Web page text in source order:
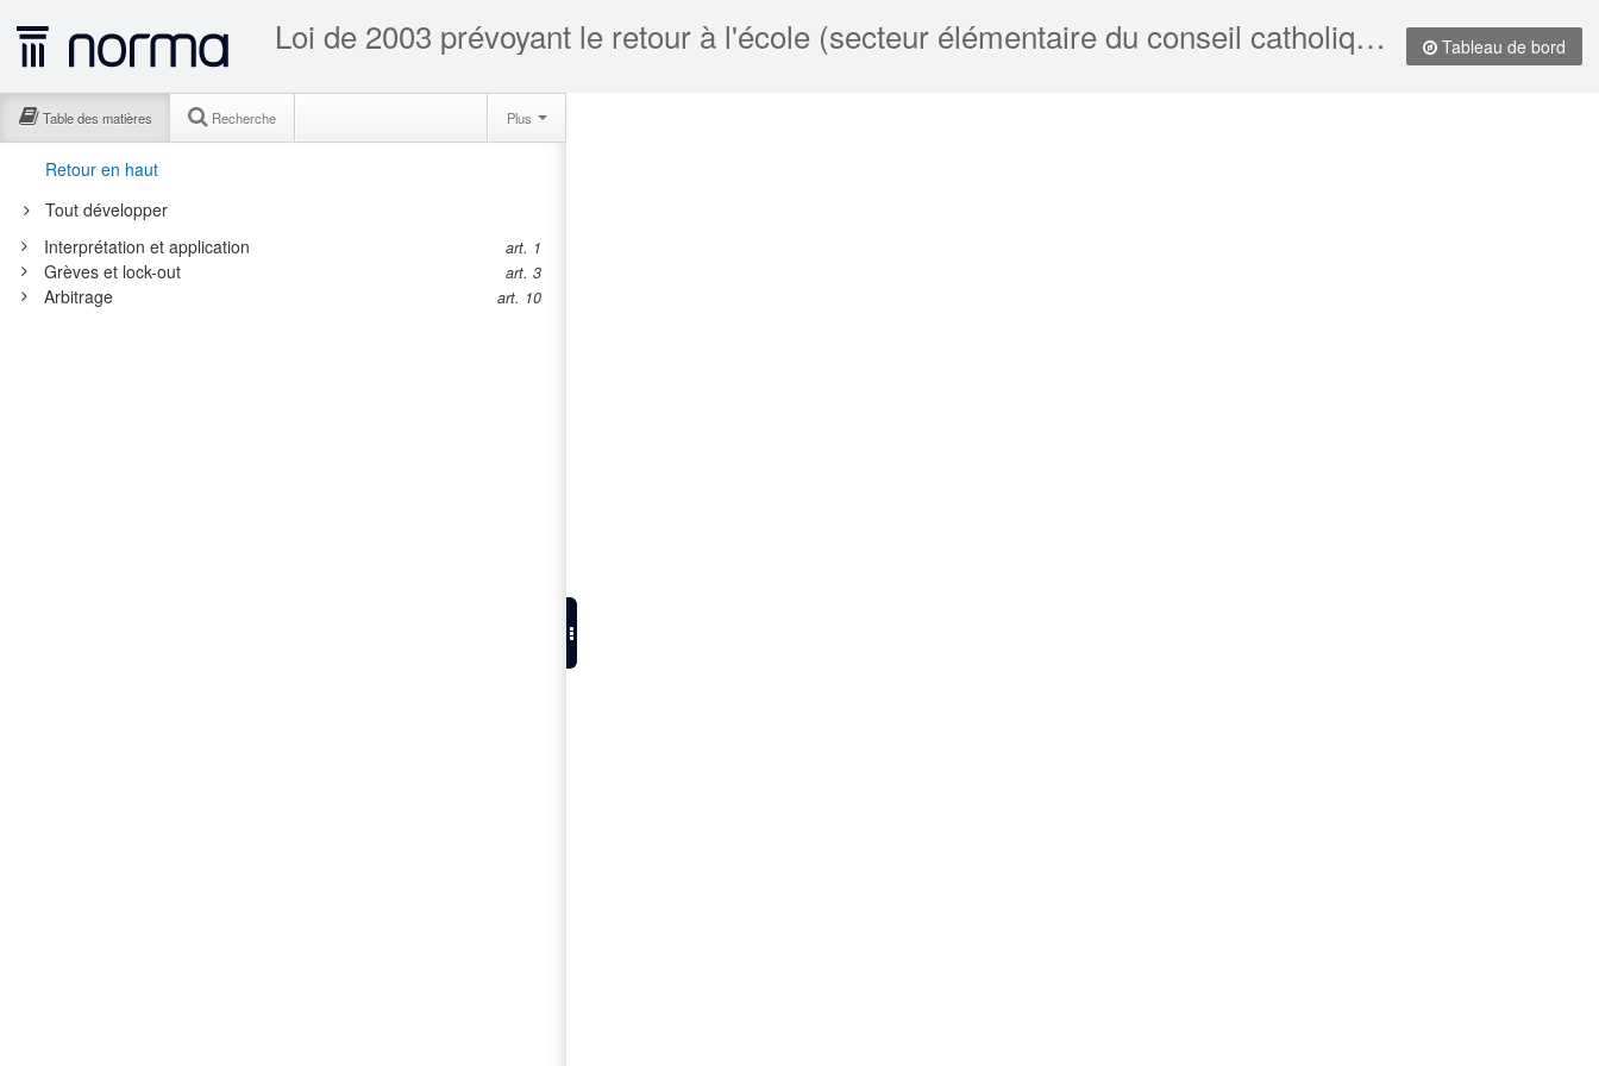
Tableau de bord
Loi de 2003 prévoyant le retour à l'école (secteur élémentaire du conseil catholique de Toronto) et modifiant la Loi sur l'éducation et la Loi sur la négociation collective dans les écoles provinciales, LO 2003, c 2
Table des matières Recherche Plus
Retour en haut
Tout développer
Interprétation et application
art. 1
Grèves et lock-out art. 3
Arbitrage art. 10